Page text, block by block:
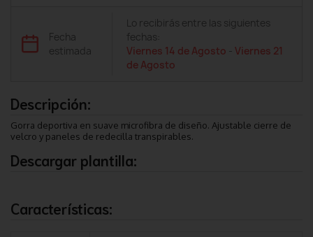
Fecha
estimada
Lo recibirás entre las siguientes
fechas:
Viernes 14 de Agosto -Viernes 21
de Agosto
Descripción:
Gorra deportiva en suave microfibra de diseño. Ajustable cierre de
velcro y paneles de redecilla transpirables.
Descargar plantilla:
Características: